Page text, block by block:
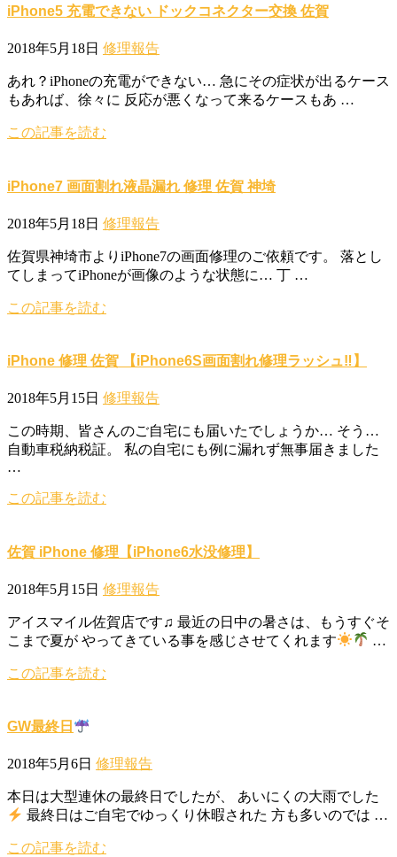
iPhone5 充電できない ドックコネクター交換 佐賀
2018年5月18日 修理報告
あれ？iPhoneの充電ができない… 急にその症状が出るケース
もあれば、徐々に 反応が悪くなって来るケースもあ …
この記事を読む
iPhone7 画面割れ液晶漏れ 修理 佐賀 神埼
2018年5月18日 修理報告
佐賀県神埼市よりiPhone7の画面修理のご依頼です。 落とし
てしまってiPhoneが画像のような状態に… 丁 …
この記事を読む
iPhone 修理 佐賀 【iPhone6S画面割れ修理ラッシュ‼︎】
2018年5月15日 修理報告
この時期、皆さんのご自宅にも届いたでしょうか… そう…
自動車税納税証。 私の自宅にも例に漏れず無事届きました
…
この記事を読む
佐賀 iPhone 修理【iPhone6水没修理】
2018年5月15日 修理報告
アイスマイル佐賀店です♫ 最近の日中の暑さは、もうすぐそ
こまで夏が やってきている事を感じさせてくれます
…
この記事を読む
GW最終日
2018年5月6日 修理報告
本日は大型連休の最終日でしたが、 あいにくの大雨でした
最終日はご自宅でゆっくり休暇された 方も多いのでは …
この記事を読む